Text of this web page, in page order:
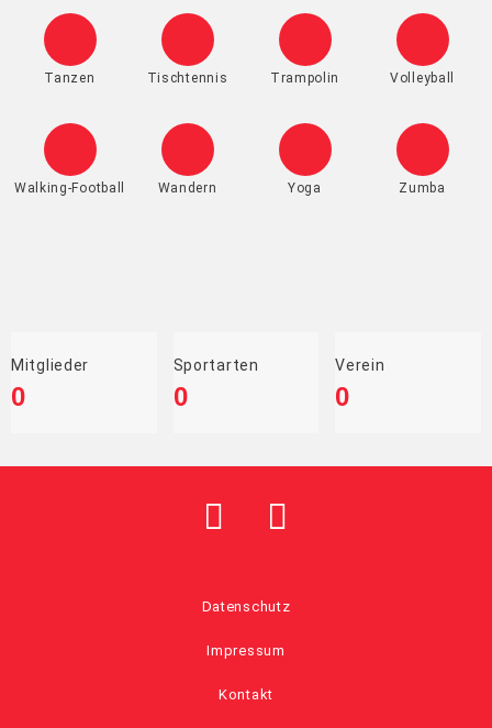
Tanzen Tischtennis Trampolin Volleyball
Walking-Football Wandern Yoga Zumba
Mitglieder
0
Sportarten
0
Verein
0
Datenschutz
Impressum
Kontakt